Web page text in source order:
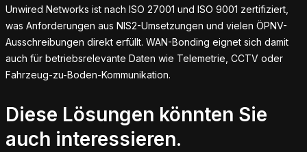
Unwired Networks ist nach ISO 27001 und ISO 9001 zertifiziert,
was Anforderungen aus NIS2-Umsetzungen und vielen ÖPNV-
Ausschreibungen direkt erfüllt. WAN-Bonding eignet sich damit
auch für betriebsrelevante Daten wie Telemetrie, CCTV oder
Fahrzeug-zu-Boden-Kommunikation.
Diese Lösungen könnten Sie
auch interessieren.